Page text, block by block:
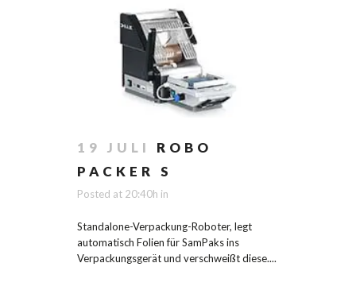
19 JULI
ROBO
PACKER S
Posted at 20:40h in
Standalone-Verpackung-Roboter, legt
automatisch Folien für SamPaks ins
Verpackungsgerät und verschweißt diese....